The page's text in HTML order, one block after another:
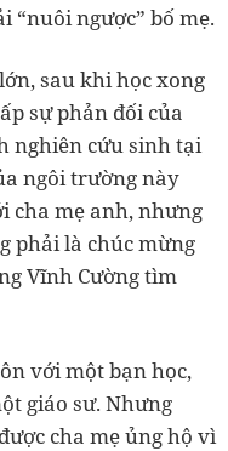
“nuôi ngược” bố mẹ.
sau khi học xong
sự phản đối của
nghiên cứu sinh tại
ngôi trường này
cha mẹ anh, nhưng
phải là chúc mừng
Vĩnh Cường tìm
với một bạn học,
giáo sư. Nhưng
cha mẹ ủng hộ vì